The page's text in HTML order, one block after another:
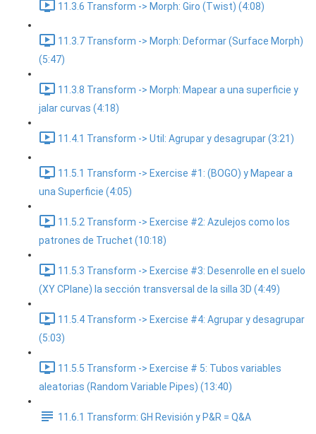
11.3.6 Transform -> Morph: Giro (Twist) (4:08)
11.3.7 Transform -> Morph: Deformar (Surface Morph)
(5:47)
11.3.8 Transform -> Morph: Mapear a una superficie y
jalar curvas (4:18)
11.4.1 Transform -> Util: Agrupar y desagrupar (3:21)
11.5.1 Transform -> Exercise #1: (BOGO) y Mapear a
una Superficie (4:05)
11.5.2 Transform -> Exercise #2: Azulejos como los
patrones de Truchet (10:18)
11.5.3 Transform -> Exercise #3: Desenrolle en el suelo
(XY CPlane) la sección transversal de la silla 3D (4:49)
11.5.4 Transform -> Exercise #4: Agrupar y desagrupar
(5:03)
11.5.5 Transform -> Exercise # 5: Tubos variables
aleatorias (Random Variable Pipes) (13:40)
11.6.1 Transform: GH Revisión y P&R = Q&A